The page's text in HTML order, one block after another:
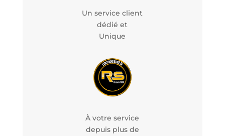
Un service client
dédié et
Unique
À votre service
depuis plus de